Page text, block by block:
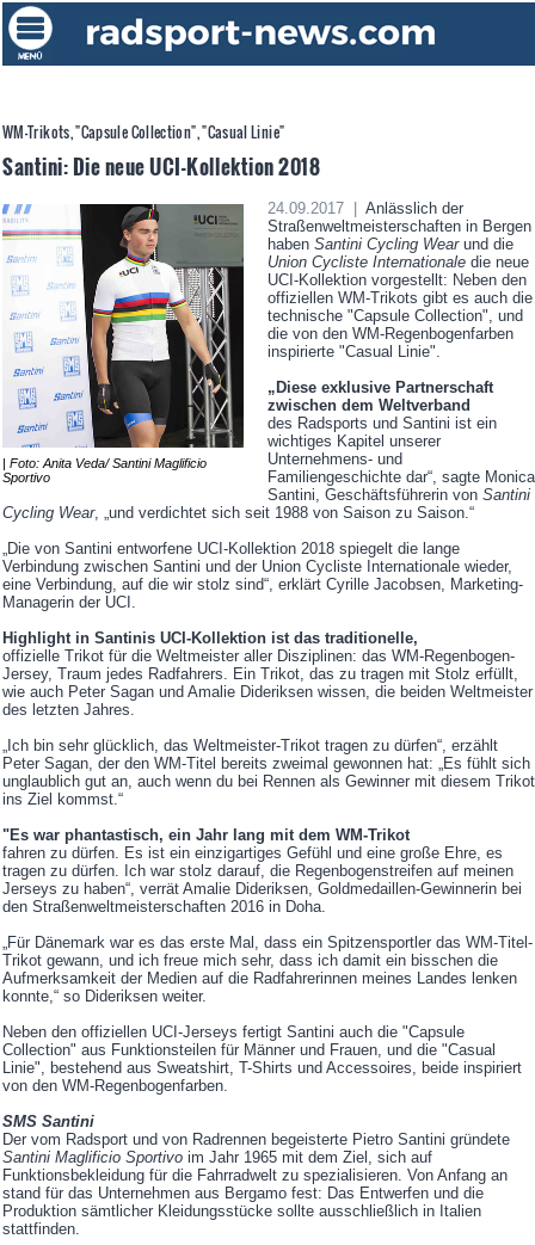
WM-Trikots, "Capsule Collection", "Casual Linie"
Santini: Die neue UCI-Kollektion 2018
| Foto: Anita Veda/ Santini Maglificio
Sportivo
24.09.2017 |
Anlässlich der
Straßenweltmeisterschaften in Bergen
haben Santini Cycling Wear und die
Union Cycliste Internationaledie neue
UCI-Kollektion vorgestellt: Neben den
offiziellen WM-Trikots gibt es auch die
technische "Capsule Collection", und
die von den WM-Regenbogenfarben
inspirierte "Casual Linie".
„Diese exklusive Partnerschaft
zwischen dem Weltverband
des Radsports und Santini ist ein
wichtiges Kapitel unserer
Unternehmens- und
Familiengeschichte dar“, sagte Monica
Santini, Geschäftsführerin von Santini
Cycling Wear, „und verdichtet sich seit 1988 von Saison zu Saison.“
„Die von Santini entworfene UCI-Kollektion 2018 spiegelt die lange
Verbindung zwischen Santini und der Union Cycliste Internationale wieder,
eine Verbindung, auf die wir stolz sind“, erklärt Cyrille Jacobsen, Marketing-
Managerin der UCI.
Highlight in Santinis UCI-Kollektion ist das traditionelle,
offizielle Trikot für die Weltmeister aller Disziplinen: das WM-Regenbogen-
Jersey, Traum jedes Radfahrers. Ein Trikot, das zu tragen mit Stolz erfüllt,
wie auch Peter Sagan und Amalie Dideriksen wissen, die beiden Weltmeister
des letzten Jahres.
„Ich bin sehr glücklich, das Weltmeister-Trikot tragen zu dürfen“, erzählt
Peter Sagan, der den WM-Titel bereits zweimal gewonnen hat: „Es fühlt sich
unglaublich gut an, auch wenn du bei Rennen als Gewinner mit diesem Trikot
ins Ziel kommst.“
"Es war phantastisch, ein Jahr lang mit dem WM-Trikot
fahren zu dürfen. Es ist ein einzigartiges Gefühl und eine große Ehre, es
tragen zu dürfen. Ich war stolz darauf, die Regenbogenstreifen auf meinen
Jerseys zu haben“, verrät Amalie Dideriksen, Goldmedaillen-Gewinnerin bei
den Straßenweltmeisterschaften 2016 in Doha.
„Für Dänemark war es das erste Mal, dass ein Spitzensportler das WM-Titel-
Trikot gewann, und ich freue mich sehr, dass ich damit ein bisschen die
Aufmerksamkeit der Medien auf die Radfahrerinnen meines Landes lenken
konnte,“ so Dideriksen weiter.
Neben den offiziellen UCI-Jerseys fertigt Santini auch die "Capsule
Collection" aus Funktionsteilen für Männer und Frauen, und die "Casual
Linie", bestehend aus Sweatshirt, T-Shirts und Accessoires, beide inspiriert
von den WM-Regenbogenfarben.
SMS Santini
Der vom Radsport und von Radrennen begeisterte Pietro Santini gründete
Santini Maglificio Sportivo im Jahr 1965 mit dem Ziel, sich auf
Funktionsbekleidung für die Fahrradwelt zu spezialisieren. Von Anfang an
stand für das Unternehmen aus Bergamo fest: Das Entwerfen und die
Produktion sämtlicher Kleidungsstücke sollte ausschließlich in Italien
stattfinden.